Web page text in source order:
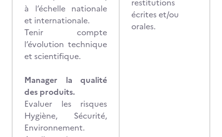
à l’échelle nationale
et internationale.
Tenir compte
l’évolution technique
et scientifique.
Manager la qualité
des produits.
Evaluer les risques
Hygiène, Sécurité,
Environnement.
restitutions
écrites et/ou
orales.